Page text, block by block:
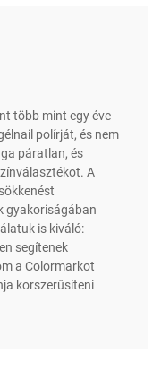
több mint egy éve
polírját, és nem
páratlan, és
A
gyakoriságában
is kiváló:
segítenek
a Colormarkot
korszerűsíteni